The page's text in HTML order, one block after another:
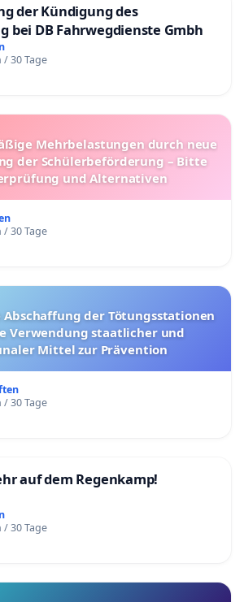
der Kündigung des
bei DB Fahrwegdienste Gmbh
30 Tage
Mehrbelastungen durch neue
der Schülerbeförderung – Bitte
und Alternativen
30 Tage
Verwendung staatlicher und
Mittel zur Prävention
30 Tage
auf dem Regenkamp!
30 Tage